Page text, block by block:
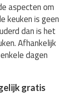
aspecten om
keuken is geen
dan is het
Afhankelijk
dagen
gratis